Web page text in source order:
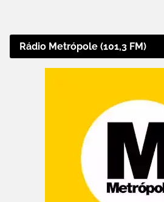
Rádio Metrópole (101,3 FM)